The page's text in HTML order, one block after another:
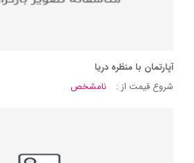
آپارتمان با منظره دریا
شروع قیمت از :
نامشخص